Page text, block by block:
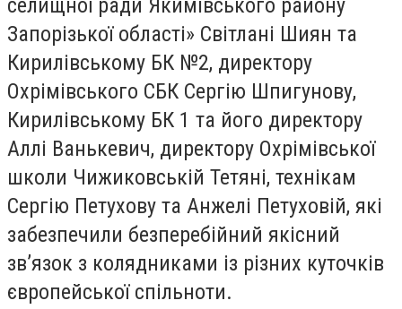
селищної ради Якимівського району
Запорізької області» Світлані Шиян та
Кирилівському БК №2, директору
Охрімівського СБК Сергію Шпигунову,
Кирилівському БК 1 та його директору
Аллі Ванькевич, директору Охрімівської
школи Чижиковській Тетяні, технікам
Сергію Петухову та Анжелі Петуховій, які
забезпечили безперебійний якісний
зв’язок з колядниками із різних куточків
європейської спільноти.